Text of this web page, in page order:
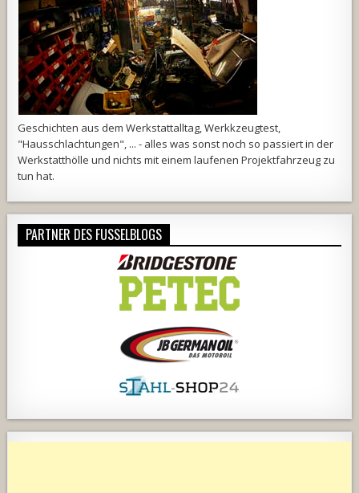
Geschichten aus dem Werkstattalltag, Werkkzeugtest,
"Hausschlachtungen", ... - alles was sonst noch so passiert in der
Werkstatthölle und nichts mit einem laufenen Projektfahrzeug zu
tun hat.
PARTNER DES FUSSELBLOGS